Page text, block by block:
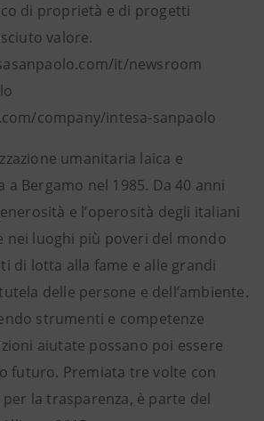
di proprietà e di progetti
valore.
it/newsroom
company/intesa-sanpaolo
umanitaria laica e
Bergamo nel 1985. Da 40 anni
e l’operosità degli italiani
nei luoghi più poveri del mondo
di lotta alla fame e alle grandi
delle persone e dell’ambiente.
strumenti e competenze
aiutate possano poi essere
futuro. Premiata tre volte con
per la trasparenza, è parte del